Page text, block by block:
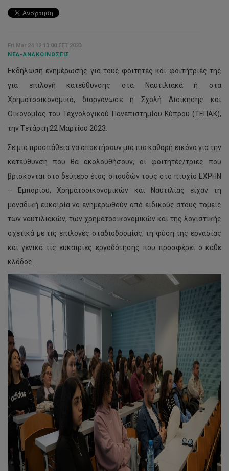
Fri Mar 24 12:13:00 EET 2023
ΝΈΑ-ΑΝΑΚΟΙΝΏΣΕΙΣ
Εκδήλωση ενημέρωσης για τους φοιτητές και φοιτήτριές της
για επιλογή κατεύθυνσης στα Ναυτιλιακά ή στα
Χρηματοοικονομικά, διοργάνωσε η Σχολή Διοίκησης και
Οικονομίας του Τεχνολογικού Πανεπιστημίου Κύπρου (ΤΕΠΑΚ),
την Tετάρτη 22 Μαρτίου 2023.
Σε μια προσπάθεια να αποκτήσουν μια πιο καθαρή εικόνα για την
κατεύθυνση που θα ακολουθήσουν, οι φοιτητές/τριες που
βρίσκονται στο δεύτερο έτος σπουδών τους στο πτυχίο ΕΧΡΗΝ
– Εμπορίου, Χρηματοοικονομικών και Ναυτιλίας είχαν τη
μοναδική ευκαιρία να ενημερωθούν από ειδικούς στους τομείς
των ναυτιλιακών, των χρηματοοικονομικών και της λογιστικής
σχετικά με τις επιλογές σταδιοδρομίας, τη φύση της εργασίας
και γενικά τις ευκαιρίες εργοδότησης που προσφέρει ο κάθε
κλάδος.